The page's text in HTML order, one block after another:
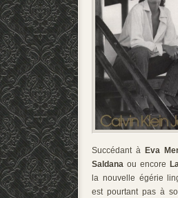
Succédant à Eva
Saldana ou encore
la nouvelle égérie
est pourtant pas à